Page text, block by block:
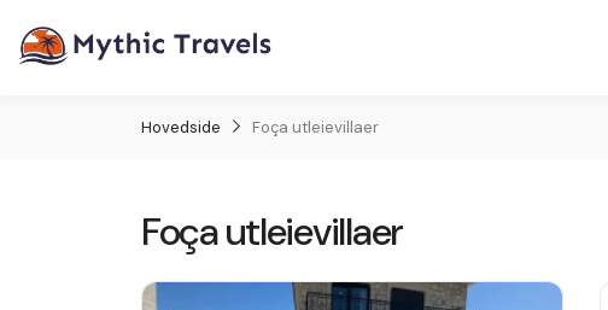
Hovedside Foça utleievillaer
Foça utleievillaer